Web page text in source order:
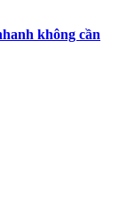
không cần